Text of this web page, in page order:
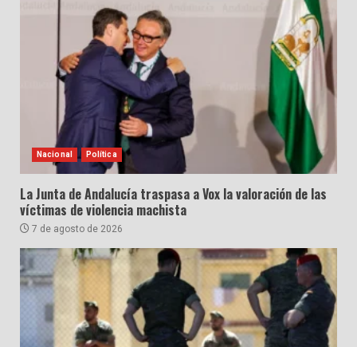
Nacional Política
La Junta de Andalucía traspasa a Vox la valoración de las
víctimas de violencia machista
7 de agosto de 2026